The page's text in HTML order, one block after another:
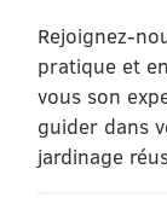
Rejoignez-
pratique et
vous son
guider dans
jardinage